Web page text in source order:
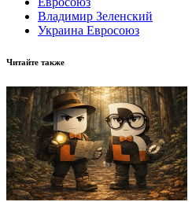
Владимир Зеленский
Украина Евросоюз
Читайте также